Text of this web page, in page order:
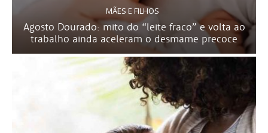
MÃES E FILHOS
Agosto Dourado: mito do “leite fraco” e volta ao
trabalho ainda aceleram o desmame precoce